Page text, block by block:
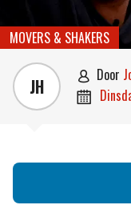
MOVERS & SHAKERS
JH  door
